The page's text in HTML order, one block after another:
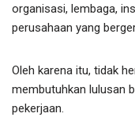
organisasi, lembaga,
perusahaan yang
Oleh karena itu, tidak
membutuhkan lulusan
pekerjaan.